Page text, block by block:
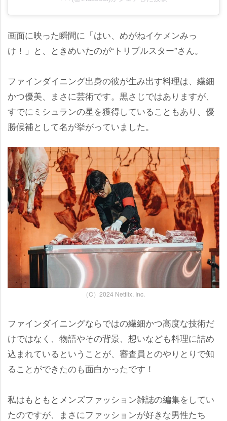
画面に映った瞬間に「はい、めがねイケメンみっ
け！」と、ときめいたのが“トリプルスター”さん。
ファインダイニング出身の彼が生み出す料理は、繊細
かつ優美、まさに芸術です。黒さじではありますが、
すでにミシュランの星を獲得していることもあり、優
勝候補として名が挙がっていました。
（C）2024 Netflix, Inc.
ファインダイニングならではの繊細かつ高度な技術だ
けではなく、物語やその背景、想いなども料理に詰め
込まれているということが、審査員とのやりとりで知
ることができたのも面白かったです！
私はもともとメンズファッション雑誌の編集をしてい
たのですが、まさにファッションが好きな男性たち